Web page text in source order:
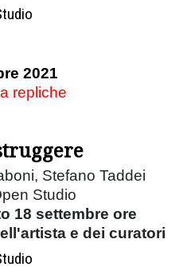
2021
repliche
Stefano Taddei
Studio
18 settembre ore
e dei curatori